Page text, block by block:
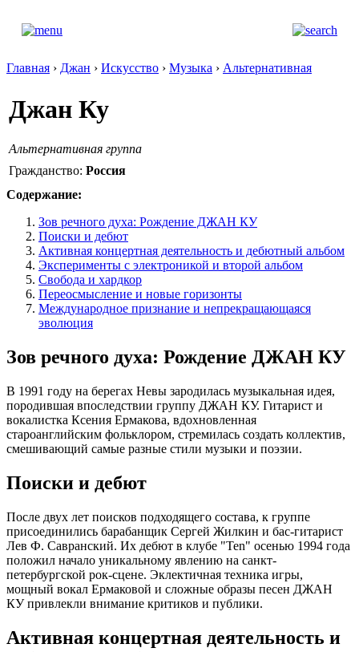
Главная › Джан › Искусство › Музыка › Альтернативная
Джан Ку
Альтернативная группа
Гражданство: Россия
Содержание:
Зов речного духа: Рождение ДЖАН КУ
Поиски и дебют
Активная концертная деятельность и дебютный альбом
Эксперименты с электроникой и второй альбом
Свобода и хардкор
Переосмысление и новые горизонты
Международное признание и непрекращающаяся
эволюция
Зов речного духа: Рождение ДЖАН КУ
В 1991 году на берегах Невы зародилась музыкальная идея,
породившая впоследствии группу ДЖАН КУ. Гитарист и
вокалистка Ксения Ермакова, вдохновленная
староанглийским фольклором, стремилась создать коллектив,
смешивающий самые разные стили музыки и поэзии.
Поиски и дебют
После двух лет поисков подходящего состава, к группе
присоединились барабанщик Сергей Жилкин и бас-гитарист
Лев Ф. Савранский. Их дебют в клубе "Ten" осенью 1994 года
положил начало уникальному явлению на санкт-
петербургской рок-сцене. Эклектичная техника игры,
мощный вокал Ермаковой и сложные образы песен ДЖАН
КУ привлекли внимание критиков и публики.
Активная концертная деятельность и